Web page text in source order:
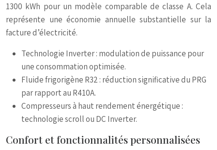
1300 kWh pour un modèle comparable de classe A. Cela
représente une économie annuelle substantielle sur la
facture d’électricité.
Technologie Inverter : modulation de puissance pour
une consommation optimisée.
Fluide frigorigène R32 : réduction significative du PRG
par rapport au R410A.
Compresseurs à haut rendement énergétique :
technologie scroll ou DC Inverter.
Confort et fonctionnalités personnalisées